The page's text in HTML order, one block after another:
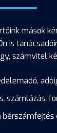
mások
is
számvitel
számlázás,